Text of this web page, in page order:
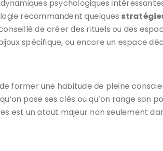
psychologiques
recommandent quelques
de créer des rituels ou des
spécifique, ou encore un espace
former une habitude de pleine
pose ses clés ou qu’on range son
est un atout majeur non seulement